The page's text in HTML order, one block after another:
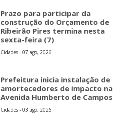
Prazo para participar da
construção do Orçamento de
Ribeirão Pires termina nesta
sexta-feira (7)
Cidades - 07 ago, 2026
Prefeitura inicia instalação de
amortecedores de impacto na
Avenida Humberto de Campos
Cidades - 03 ago, 2026